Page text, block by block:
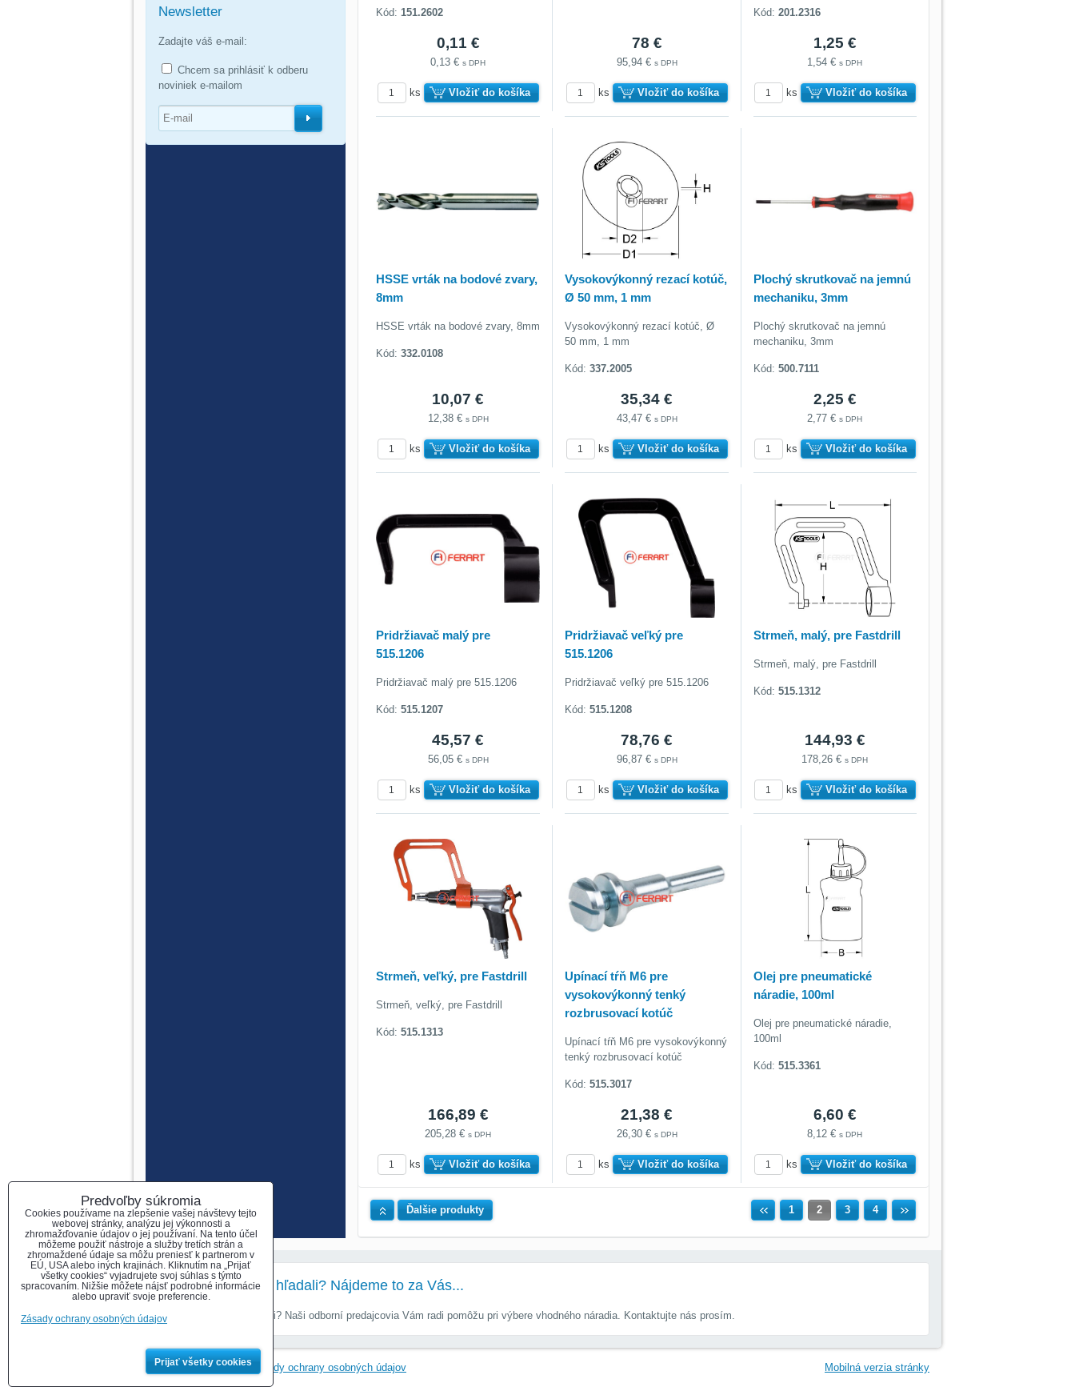
Kód: 151.2602
0,11 €
0,13 €s DPH
ks Vložiť do košíka
78 €
95,94 € s DPH
ks Vložiť do košíka
Kód: 201.2316
1,25 €
1,54 €s DPH
ks Vložiť do košíka
HSSE vrták na bodové zvary,
8mm
HSSE vrták na bodové zvary, 8mm
Kód:332.0108
10,07 €
12,38 € s DPH
ks Vložiť do košíka
Vysokovýkonný rezací kotúč,
Ø 50 mm, 1 mm
Vysokovýkonný rezací kotúč, Ø
50 mm, 1 mm
Kód:337.2005
35,34 €
43,47 € s DPH
ks Vložiť do košíka
Plochý skrutkovač na jemnú
mechaniku, 3mm
Plochý skrutkovač na jemnú
mechaniku, 3mm
Kód: 500.7111
2,25 €
2,77 €s DPH
ks Vložiť do košíka
Pridržiavač malý pre
515.1206
Pridržiavač malý pre 515.1206
Kód:515.1207
45,57 €
56,05 € s DPH
ks Vložiť do košíka
Pridržiavač veľký pre
515.1206
Pridržiavač veľký pre 515.1206
Kód:515.1208
78,76 €
96,87 € s DPH
ks Vložiť do košíka
Strmeň, malý, pre Fastdrill
Strmeň, malý, pre Fastdrill
Kód: 515.1312
144,93 €
178,26 €s DPH
ks Vložiť do košíka
Strmeň, veľký, pre Fastdrill
Strmeň, veľký, pre Fastdrill
Kód:515.1313
166,89 €
205,28 €s DPH
ks Vložiť do košíka
Upínací tŕň M6 pre
vysokovýkonný tenký
rozbrusovací kotúč
Upínací tŕň M6 pre vysokovýkonný
tenký rozbrusovací kotúč
Kód:515.3017
21,38 €
26,30 € s DPH
ks Vložiť do košíka
Olej pre pneumatické
náradie, 100ml
Olej pre pneumatické náradie,
100ml
Kód: 515.3361
6,60 €
8,12 €s DPH
ks Vložiť do košíka
Hore
Ďalšie produkty Predchádzajúca
1 2 3 4
Newsletter
Zadajte váš e-mail:
Chcem sa prihlásiť k odberu
noviniek e-mailom
Odoberať
Nenašli ste čo ste hľadali? Nájdeme to za Vás...
Nenašli ste čo ste hľadali? Naši odborní predajcovia Vám radi pomôžu pri výbere vhodného náradia. Kontaktujte nás prosím.
Predvoľby súkromia Zásady ochrany osobných údajov Mobilná verzia stránky
Predvoľby súkromia
Cookies používame na zlepšenie vašej návštevy tejto
webovej stránky, analýzu jej výkonnosti a
zhromažďovanie údajov o jej používaní. Na tento účel
môžeme použiť nástroje a služby tretích strán a
zhromaždené údaje sa môžu preniesť k partnerom v
EÚ, USA alebo iných krajinách. Kliknutím na „Prijať
všetky cookies“ vyjadrujete svoj súhlas s týmto
spracovaním. Nižšie môžete nájsť podrobné informácie
alebo upraviť svoje preferencie.
Zásady ochrany osobných údajov
Prijať všetky cookies